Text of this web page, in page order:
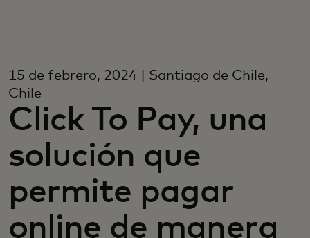
Para empresas
Para el mundo
Para innovadores
Noticias y tendencias
15 de febrero, 2024 | Santiago de Chile,
Chile
Click To Pay, una
solución que
permite pagar
online de manera